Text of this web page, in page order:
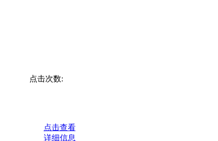
点击次数:
点击查看
详细信息